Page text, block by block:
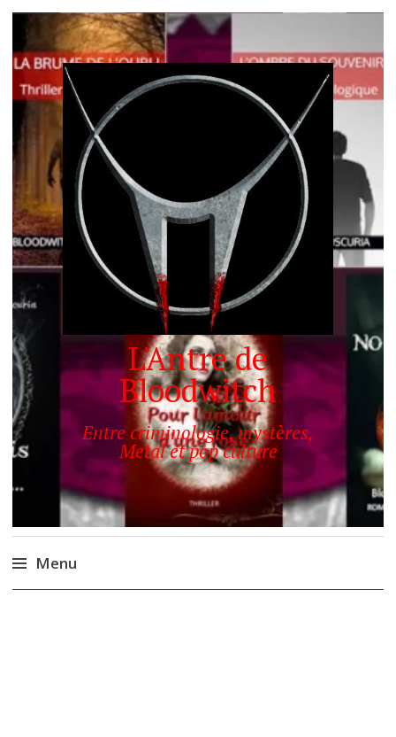
L'Antre de
Bloodwitch
Entre criminologie, mystères,
Metal et pop culture
Menu